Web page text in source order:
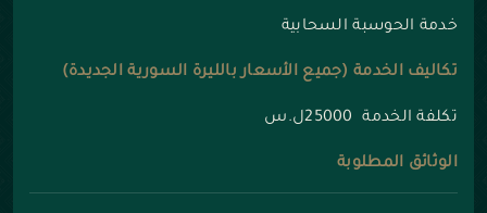
خدمة الحوسبة السحابية
تكاليف الخدمة (جميع الأسعار بالليرة السورية الجديدة)
تكلفة الخدمة 25000ل.س
الوثائق المطلوبة